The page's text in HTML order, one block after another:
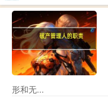
形和无...